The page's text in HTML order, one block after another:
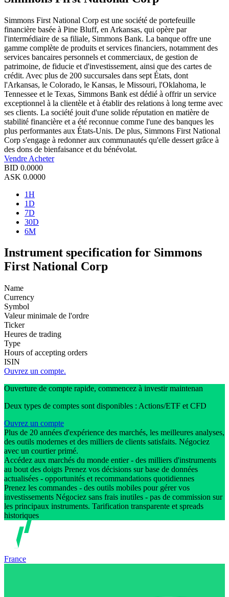
Simmons First National Corp est une société de portefeuille
financière basée à Pine Bluff, en Arkansas, qui opère par
l'intermédiaire de sa filiale, Simmons Bank. La banque offre une
gamme complète de produits et services financiers, notamment des
services bancaires personnels et commerciaux, de gestion de
patrimoine, de fiducie et d'investissement, ainsi que des cartes de
crédit. Avec plus de 200 succursales dans sept États, dont
l'Arkansas, le Colorado, le Kansas, le Missouri, l'Oklahoma, le
Tennessee et le Texas, Simmons Bank est dédié à offrir un service
exceptionnel à la clientèle et à établir des relations à long terme avec
ses clients. La société jouit d'une solide réputation en matière de
stabilité financière et a été reconnue comme l'une des banques les
plus performantes aux États-Unis. De plus, Simmons First National
Corp s'engage à redonner aux communautés qu'elle dessert grâce à
des dons de bienfaisance et du bénévolat.
Vendre Acheter
BID 0.0000
ASK 0.0000
1H
1D
7D
30D
6M
Instrument specification for Simmons
First National Corp
Name
Currency
Symbol
Valeur minimale de l'ordre
Ticker
Heures de trading
Type
Hours of accepting orders
ISIN
Ouvrez un compte.
Ouverture de compte rapide, commencez à investir maintenan
Deux types de comptes sont disponibles : Actions/ETF et CFD
Ouvrez un compte
Plus de 20 années d'expérience des marchés, les meilleures analyses,
des outils modernes et des milliers de clients satisfaits. Négociez
avec un courtier primé.
Accédez aux marchés du monde entier - des milliers d'instruments
au bout des doigts Prenez vos décisions sur base de données
actualisées - opportunités et recommandations quotidiennes
Prenez les commandes - des outils mobiles pour gérer vos
investissements Négociez sans frais inutiles - pas de commission sur
les principaux instruments. Tarification transparente et spreads
historiques
France